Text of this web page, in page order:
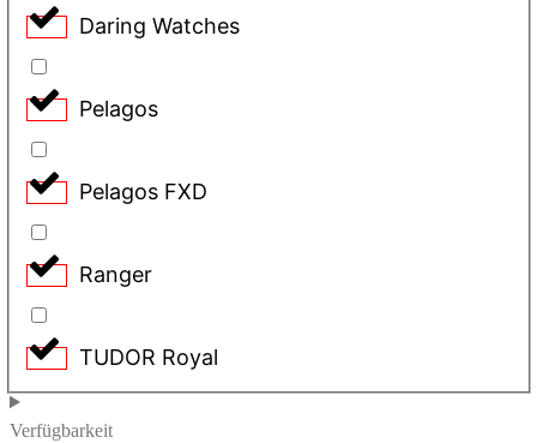
Daring Watches
Pelagos
Pelagos FXD
Ranger
TUDOR Royal
Verfügbarkeit